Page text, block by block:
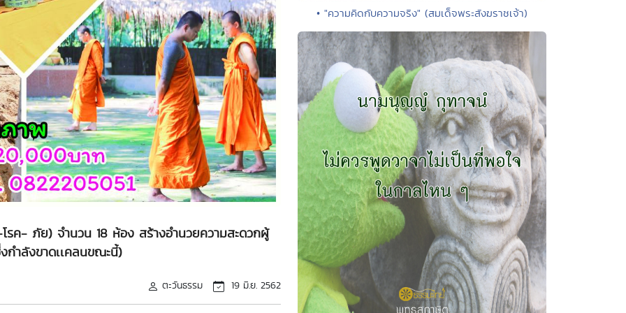
ค- ภัย) จำนวน 18 ห้อง สร้างอำนวยความสะดวกผู้
ำลังขาดเเคลนขณะนี้)
ตะวันธรรม 19 มิ.ย. 2562
• "ความคิดกับความจริง" (สมเด็จพระสังฆราชเจ้า)